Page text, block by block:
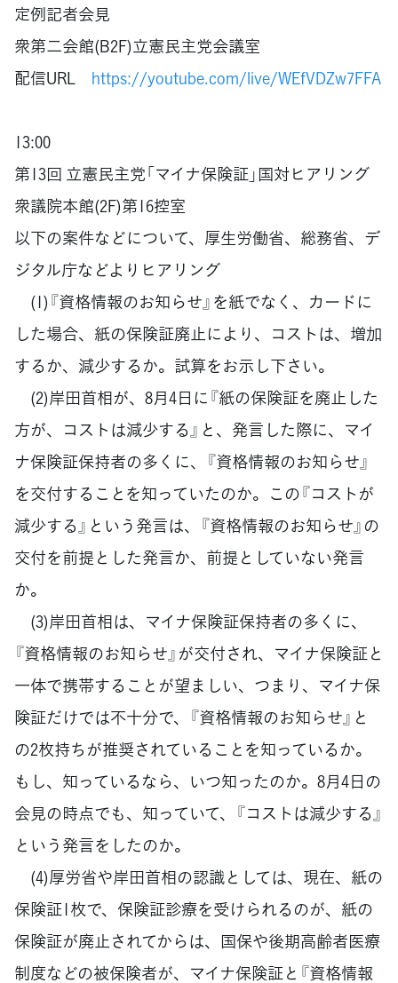
定例記者会見
衆第二会館(B2F)立憲民主党会議室
配信URL https://youtube.com/live/WEfVDZw7FFA
13:00
第13回 立憲民主党「マイナ保険証」国対ヒアリング
衆議院本館(2F)第16控室
以下の案件などについて、厚生労働省、総務省、デ
ジタル庁などよりヒアリング
(1)『資格情報のお知らせ』を紙でなく、カードに
した場合、紙の保険証廃止により、コストは、増加
するか、減少するか。試算をお示し下さい。
(2)岸田首相が、8月4日に『紙の保険証を廃止した
方が、コストは減少する』と、発言した際に、マイ
ナ保険証保持者の多くに、『資格情報のお知らせ』
を交付することを知っていたのか。この『コストが
減少する』という発言は、『資格情報のお知らせ』の
交付を前提とした発言か、前提としていない発言
か。
(3)岸田首相は、マイナ保険証保持者の多くに、
『資格情報のお知らせ』が交付され、マイナ保険証と
一体で携帯することが望ましい、つまり、マイナ保
険証だけでは不十分で、『資格情報のお知らせ』と
の2枚持ちが推奨されていることを知っているか。
もし、知っているなら、いつ知ったのか。8月4日の
会見の時点でも、知っていて、『コストは減少する』
という発言をしたのか。
(4)厚労省や岸田首相の認識としては、現在、紙の
保険証1枚で、保険証診療を受けられるのが、紙の
保険証が廃止されてからは、国保や後期高齢者医療
制度などの被保険者が、マイナ保険証と『資格情報